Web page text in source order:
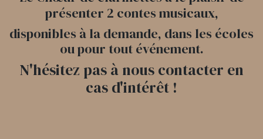
présenter 2 contes musicaux,
disponibles à la demande, dans les écoles
ou pour tout événement.
N'hésitez pas à nous contacter en
cas d'intérêt !